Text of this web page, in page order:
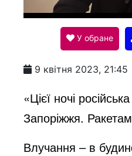
У обране
9 квітня 2023, 21:45
«Цієї ночі
Запоріжжя.
Влучання – в